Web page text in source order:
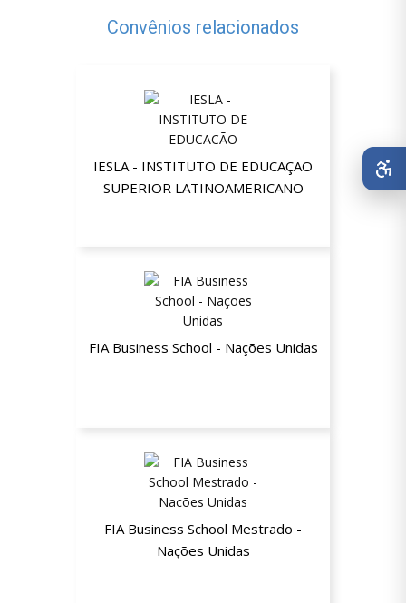
Convênios relacionados
IESLA - INSTITUTO DE EDUCAÇÃO
SUPERIOR LATINOAMERICANO
FIA Business School - Nações Unidas
FIA Business School Mestrado -
Nações Unidas